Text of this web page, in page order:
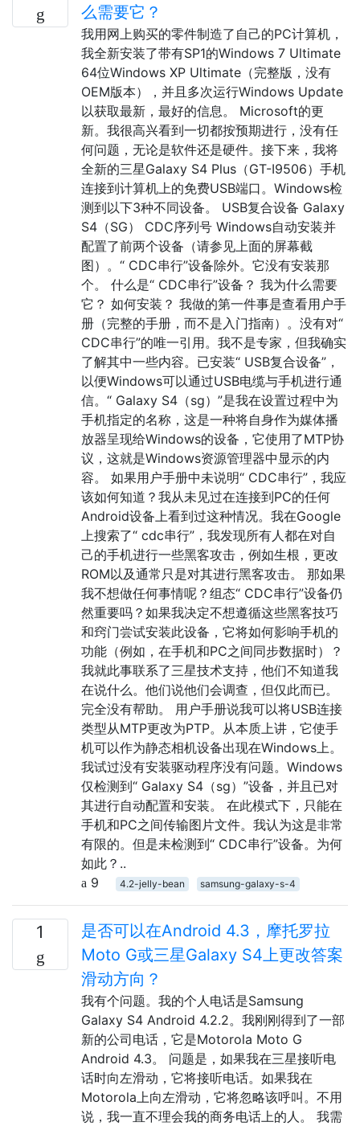
么需要它？
我用网上购买的零件制造了自己的PC计算机，
我全新安装了带有SP1的Windows 7 Ultimate
64位Windows XP Ultimate（完整版，没有
OEM版本），并且多次运行Windows Update
以获取最新，最好的信息。 Microsoft的更
新。我很高兴看到一切都按预期进行，没有任
何问题，无论是软件还是硬件。接下来，我将
全新的三星Galaxy S4 Plus（GT-I9506）手机
连接到计算机上的免费USB端口。Windows检
测到以下3种不同设备。 USB复合设备 Galaxy
S4（SG） CDC序列号 Windows自动安装并
配置了前两个设备（请参见上面的屏幕截
图）。“ CDC串行”设备除外。它没有安装那
个。 什么是“ CDC串行”设备？ 我为什么需要
它？ 如何安装？ 我做的第一件事是查看用户手
册（完整的手册，而不是入门指南）。没有对“
CDC串行”的唯一引用。我不是专家，但我确实
了解其中一些内容。已安装“ USB复合设备”，
以便Windows可以通过USB电缆与手机进行通
信。“ Galaxy S4（sg）”是我在设置过程中为
手机指定的名称，这是一种将自身作为媒体播
放器呈现给Windows的设备，它使用了MTP协
议，这就是Windows资源管理器中显示的内
容。 如果用户手册中未说明“ CDC串行”，我应
该如何知道？我从未见过在连接到PC的任何
Android设备上看到过这种情况。我在Google
上搜索了“ cdc串行”，我发现所有人都在对自
己的手机进行一些黑客攻击，例如生根，更改
ROM以及通常只是对其进行黑客攻击。 那如果
我不想做任何事情呢？组态“ CDC串行”设备仍
然重要吗？如果我决定不想遵循这些黑客技巧
和窍门尝试安装此设备，它将如何影响手机的
功能（例如，在手机和PC之间同步数据时）？
我就此事联系了三星技术支持，他们不知道我
在说什么。他们说他们会调查，但仅此而已。
完全没有帮助。 用户手册说我可以将USB连接
类型从MTP更改为PTP。从本质上讲，它使手
机可以作为静态相机设备出现在Windows上。
我试过没有安装驱动程序没有问题。Windows
仅检测到“ Galaxy S4（sg）”设备，并且已对
其进行自动配置和安装。 在此模式下，只能在
手机和PC之间传输图片文件。我认为这是非常
有限的。但是未检测到“ CDC串行”设备。为何
如此？..
9
4.2-jelly-bean samsung-galaxy-s-4
1
是否可以在Android 4.3，摩托罗拉
Moto G或三星Galaxy S4上更改答案
滑动方向？
我有个问题。我的个人电话是Samsung
Galaxy S4 Android 4.2.2。我刚刚得到了一部
新的公司电话，它是Motorola Moto G
Android 4.3。 问题是，如果我在三星接听电
话时向左滑动，它将接听电话。如果我在
Motorola上向左滑动，它将忽略该呼叫。不用
说，我一直不理会我的商务电话上的人。 我需